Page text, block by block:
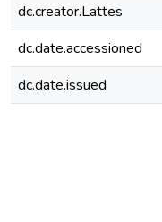
dc.creator.Lattes
dc.date.accessioned
dc.date.issued